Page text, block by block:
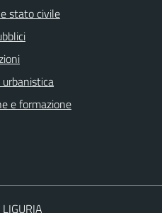
stato civile
e formazione